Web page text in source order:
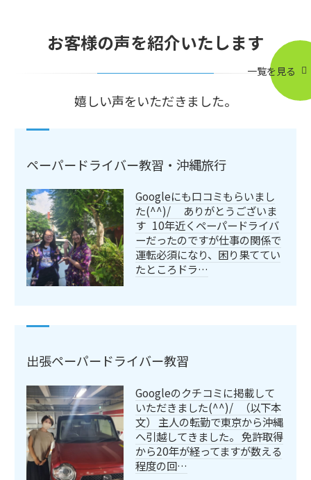
お客様の声を紹介いたします
嬉しい声をいただきました。
一覧を見る
ペーパードライバー教習・沖縄旅行
Googleにも口コミもらいまし
た(^^)/ ありがとうございま
す 10年近くペーパードライバ
ーだったのですが仕事の関係で
運転必須になり、困り果ててい
たところドラ…
出張ペーパードライバー教習
Googleのクチコミに掲載して
いただきました(^^)/ （以下本
文） 主人の転勤で東京から沖縄
へ引越してきました。 免許取得
から20年が経ってますが数える
程度の回…